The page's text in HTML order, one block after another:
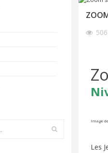
Image
Les